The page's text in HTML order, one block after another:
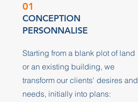
01
CONCEPTION
PERSONNALISE
Starting from a blank plot of land
or an existing building, we
transform our clients' desires and
needs, initially into plans: